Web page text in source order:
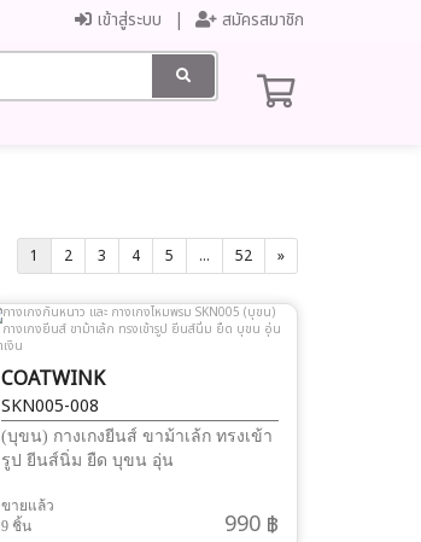
เข้าสู่ระบบ สมัครสมาชิก
1 2 3 4 5 ... 52 »
COATWINK
SKN005-008
(บุขน) กางเกงยีนส์ ขาม้าเล้ก ทรงเข้า
รูป ยีนส์นิ่ม ยืด บุขน อุ่น
ขายแล้ว
9 ชิ้น
990 ฿